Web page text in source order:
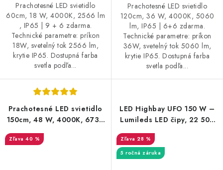
Prachotesné LED svietidlo
60cm, 18 W, 4000K, 2566 lm
, IP65 | 9 + 6 zdarma.
Technické parametre: príkon
18W, svetelný tok 2566 lm,
krytie IP65. Dostupná farba
svetla podľa...
Prachotesné LED svietidlo
120cm, 36 W, 4000K, 5060
lm, IP65 | 6+6 zdarma.
Technické parametre: príkon
36W, svetelný tok 5060 lm,
krytie IP65. Dostupná farba
svetla podľa...
Prachotesné LED svietidlo
150cm, 48 W, 4000K, 6739
lm, IP65 | 4+4 zdarma
40 %
LED Highbay UFO 150 W –
Lumileds LED čipy, 22 500
lm, IP65, 1–10V | 3-PACK
28 %
5 ročná záruka